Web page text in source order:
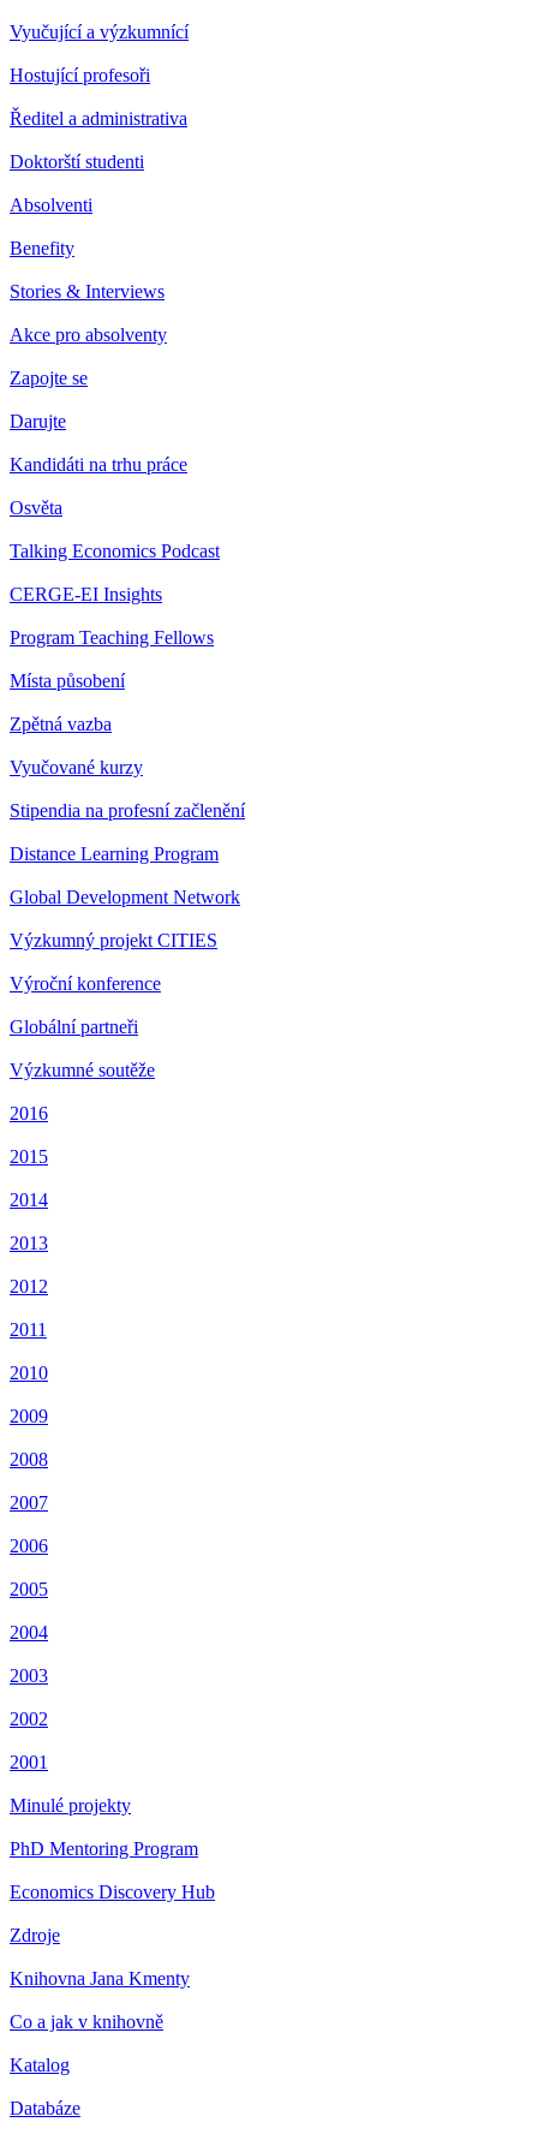
Vyučující a výzkumnící
Hostující profesoři
Ředitel a administrativa
Doktorští studenti
Absolventi
Benefity
Stories & Interviews
Akce pro absolventy
Zapojte se
Darujte
Kandidáti na trhu práce
Osvěta
Talking Economics Podcast
CERGE-EI Insights
Program Teaching Fellows
Místa působení
Zpětná vazba
Vyučované kurzy
Stipendia na profesní začlenění
Distance Learning Program
Global Development Network
Výzkumný projekt CITIES
Výroční konference
Globální partneři
Výzkumné soutěže
2016
2015
2014
2013
2012
2011
2010
2009
2008
2007
2006
2005
2004
2003
2002
2001
Minulé projekty
PhD Mentoring Program
Economics Discovery Hub
Zdroje
Knihovna Jana Kmenty
Co a jak v knihovně
Katalog
Databáze